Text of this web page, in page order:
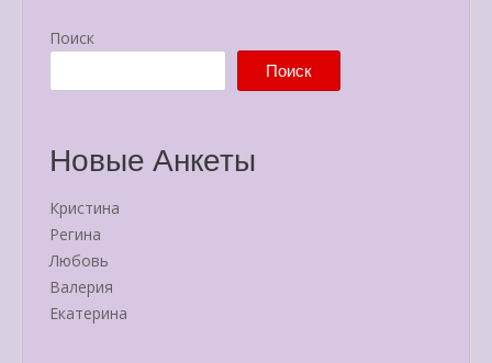
Поиск
Поиск
Новые Анкеты
Кристина
Регина
Любовь
Валерия
Екатерина